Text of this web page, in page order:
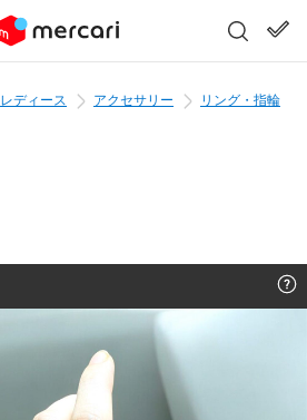
レディース アクセサリー リング・指輪